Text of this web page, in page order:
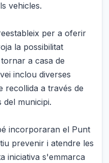
vehicles.
per a oferir
la possibilitat
a casa de
inclou diverses
recollida a través de
del municipi.
incorporaran el Punt
prevenir i atendre les
iniciativa s'emmarca